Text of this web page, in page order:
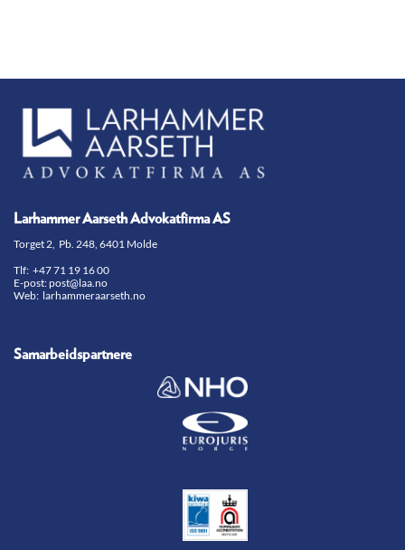
Larhammer Aarseth Advokatfirma AS
Torget 2, Pb. 248, 6401 Molde
Tlf: +47 71 19 16 00
E-post:post@laa.no
Web: larhammeraarseth.no
Samarbeidspartnere